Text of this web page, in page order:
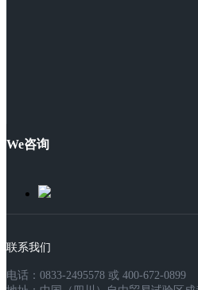
We咨询
联系我们
电话：0833-2495578 或 400-672-0899